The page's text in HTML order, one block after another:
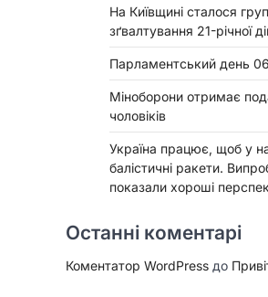
На Київщині сталося
зґвалтування 21-річної
Парламентський день
Міноборони отримає
чоловіків
Україна працює, щоб у
балістичні ракети.
показали хороші
Останні коментарі
Коментатор WordPress до